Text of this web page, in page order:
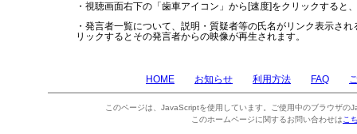
・視聴画面右下の「歯車アイコン」から[速度]をクリックすると
・発言者一覧について、説明・質疑者等の氏名がリンク表示さ
リックするとその発言者からの映像が再生されます。
HOME お知らせ 利用方法 FAQ
このページは、JavaScriptを使用しています。ご使用中のブラウザの
このホームページに関するお問い合わせは こ